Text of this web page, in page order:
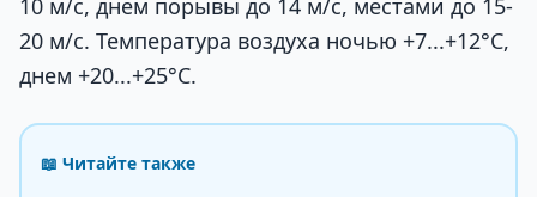
10 м/с, днем порывы до 14 м/с, местами до 15-
20 м/с. Температура воздуха ночью +7...+12°С,
днем +20...+25°С.
📖 Читайте также